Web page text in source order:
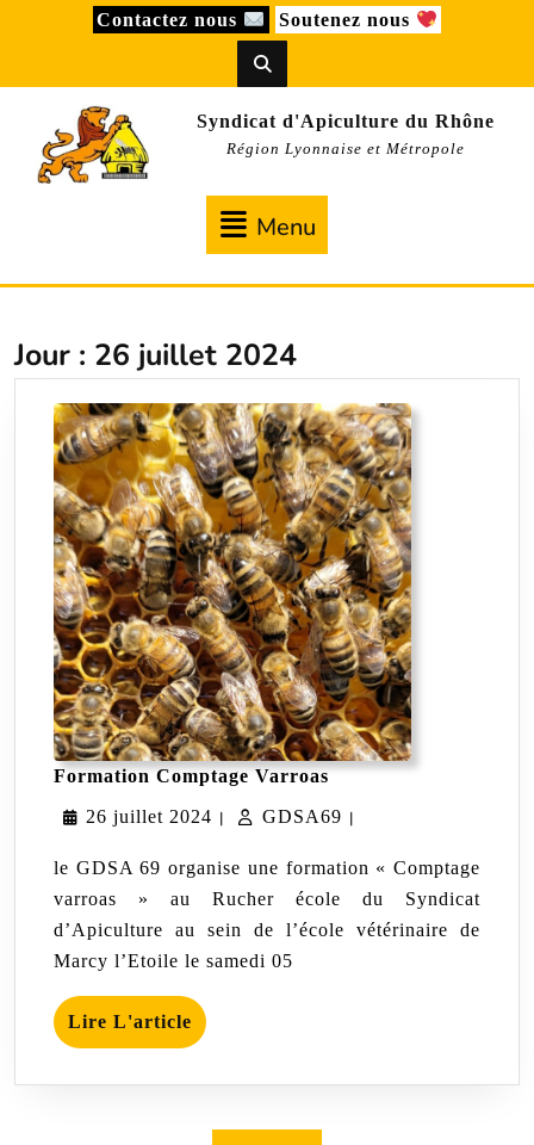
Contactez nous Soutenez nous
Syndicat d'Apiculture du Rhône
Région Lyonnaise et Métropole
Menu
Jour : 26 juillet 2024
Formation Comptage VarroasFormation
Varroas
26 juillet 2024 26
| GDSA69 GDSA69
|
le GDSA 69 organise une formation « Comptage
varroas » au Rucher école du Syndicat
d’Apiculture au sein de l’école vétérinaire de
Marcy l’Etoile le samedi 05
Lire L'article Lire
L'article